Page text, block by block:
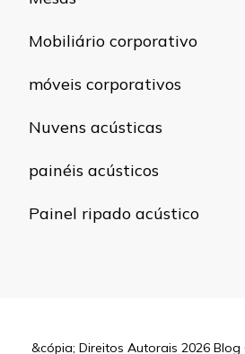
Mobiliário corporativo
móveis corporativos
Nuvens acústicas
painéis acústicos
Painel ripado acústico
&cópia; Direitos Autorais 2026 Blog